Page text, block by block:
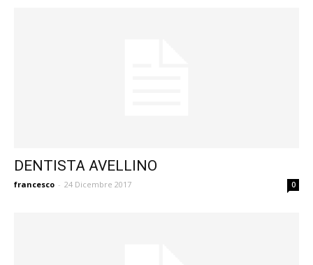
DENTISTA AVELLINO
francesco - 24 Dicembre 2017 0